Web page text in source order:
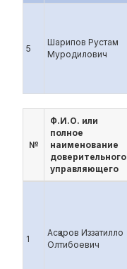
5
Шарипов Рустам
Муродилович
№
Ф.И.О. или
полное
наименование
доверительного
управляющего
1
Асқаров Иззатилло
Олтибоевич